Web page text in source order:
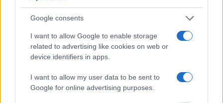
Google consents
I want to allow Google to enable storage
related to advertising like cookies on web or
device identifiers in apps.
I want to allow my user data to be sent to
Google for online advertising purposes.
egyszer ennyien elolvasták és adták egymás kezébe. Úgy
gondolom, ha ebből készülhetne egy film valamilyen csodás
szereposztással, akkor akár nagy siker is lehetne.
Mást is szívesen írnál?